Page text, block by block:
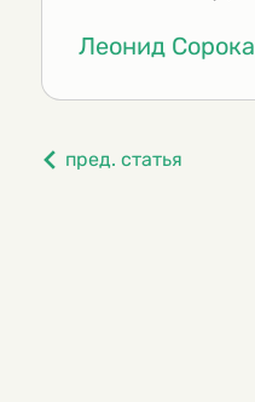
Леонид Сорока
пред. статья